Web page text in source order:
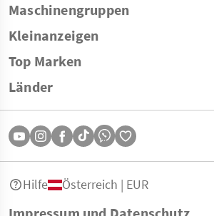
Maschinengruppen
Kleinanzeigen
Top Marken
Länder
Hilfe Österreich | EUR